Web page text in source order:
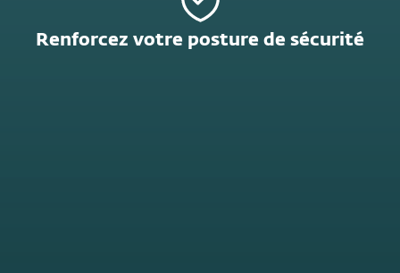
Renforcez votre posture de sécurité